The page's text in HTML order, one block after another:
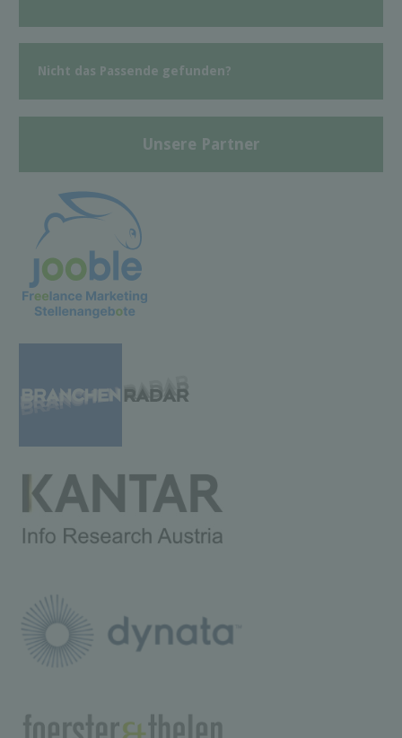
Nicht das Passende gefunden?
Unsere Partner